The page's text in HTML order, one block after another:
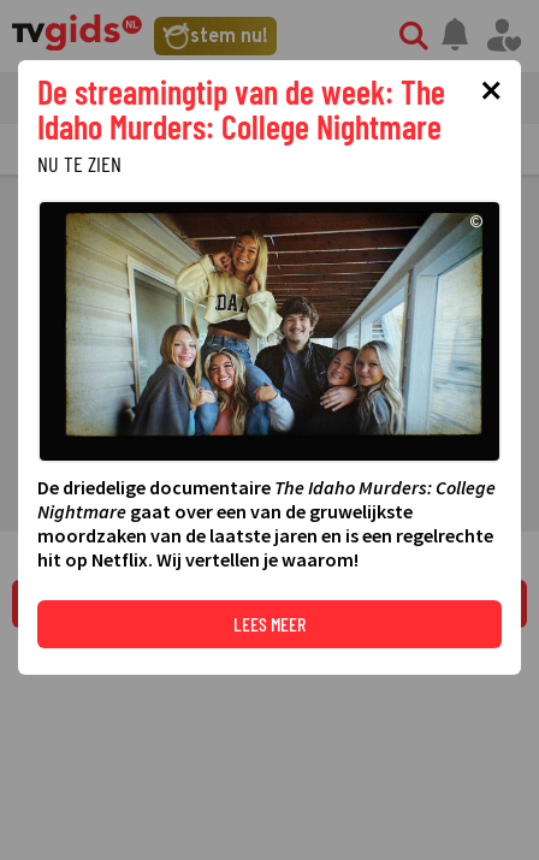
stem nu!
tvgids streaming nieuws
PRIMETIME GEMIST
LEES MEER
×
De streamingtip van de week: The
Idaho Murders: College Nightmare
NU TE ZIEN
©
De driedelige documentaire The Idaho Murders: College
Nightmare gaat over een van de gruwelijkste
moordzaken van de laatste jaren en is een regelrechte
hit op Netflix. Wij vertellen je waarom!
LEES MEER